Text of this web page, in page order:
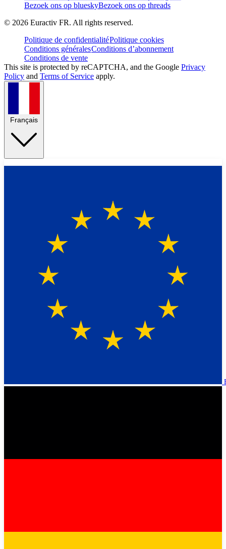
Bezoek ons op blueskyBezoek ons op threads
© 2026 Euractiv FR. All rights reserved.
Politique de confidentialitéPolitique cookies
Conditions généralesConditions d’abonnement
Conditions de vente
This site is protected by reCAPTCHA, and the Google Privacy
Policy and Terms of Service apply.
Français